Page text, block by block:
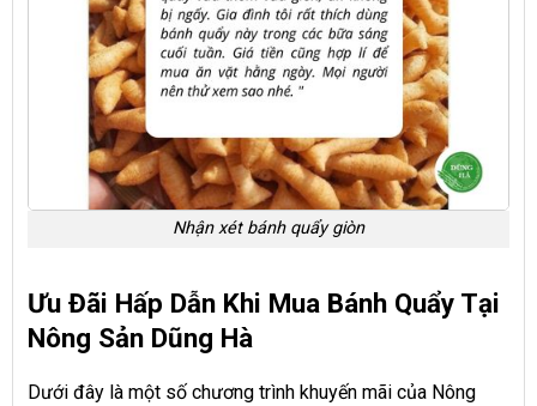
Nhận xét bánh quẩy giòn
Ưu Đãi Hấp Dẫn Khi Mua Bánh Quẩy Tại
Nông Sản Dũng Hà
Dưới đây là một số chương trình khuyến mãi của Nông